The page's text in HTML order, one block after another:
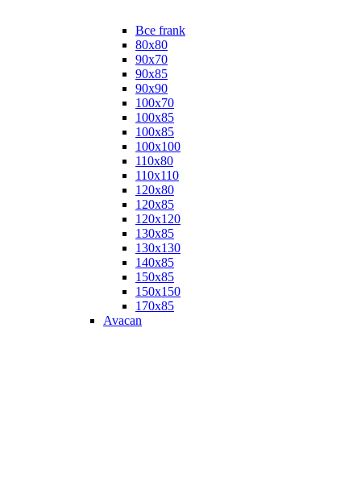
Все frank
80х80
90х70
90х85
90х90
100х70
100х85
100х85
100х100
110х80
110х110
120х80
120х85
120х120
130х85
130х130
140х85
150х85
150х150
170х85
Avacan